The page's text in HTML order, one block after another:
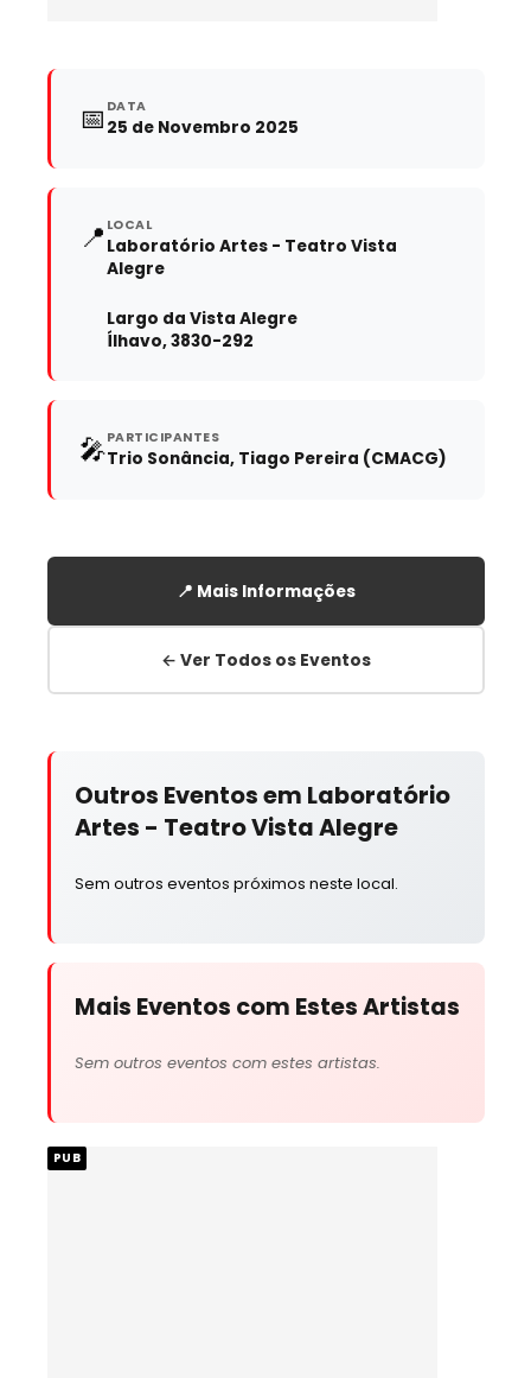
📅 DATA
25 de Novembro 2025
📍 LOCAL
Laboratório Artes - Teatro Vista
Alegre
Largo da Vista Alegre
Ílhavo, 3830-292
🎤PARTICIPANTES
Trio Sonância, Tiago Pereira (CMACG)
📍 Mais Informações
← Ver Todos os Eventos
Outros Eventos em Laboratório
Artes - Teatro Vista Alegre
Sem outros eventos próximos neste local.
Mais Eventos com Estes Artistas
Sem outros eventos com estes artistas.
PUB